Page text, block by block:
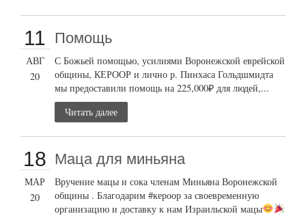
11
АВГ
20
Помощь
С Божьей помощью, усилиями Воронежской еврейской
общины, КЕРООР и лично р. Пинхаса Гольдшмидта
мы предоставили помощь на 225,000₽ для людей,...
Читать далее
18
МАР
20
Маца для миньяна
Вручение мацы и сока членам Миньяна Воронежской
общины . Благодарим #кероор за своевременную
организацию и доставку к нам Израильской мацы